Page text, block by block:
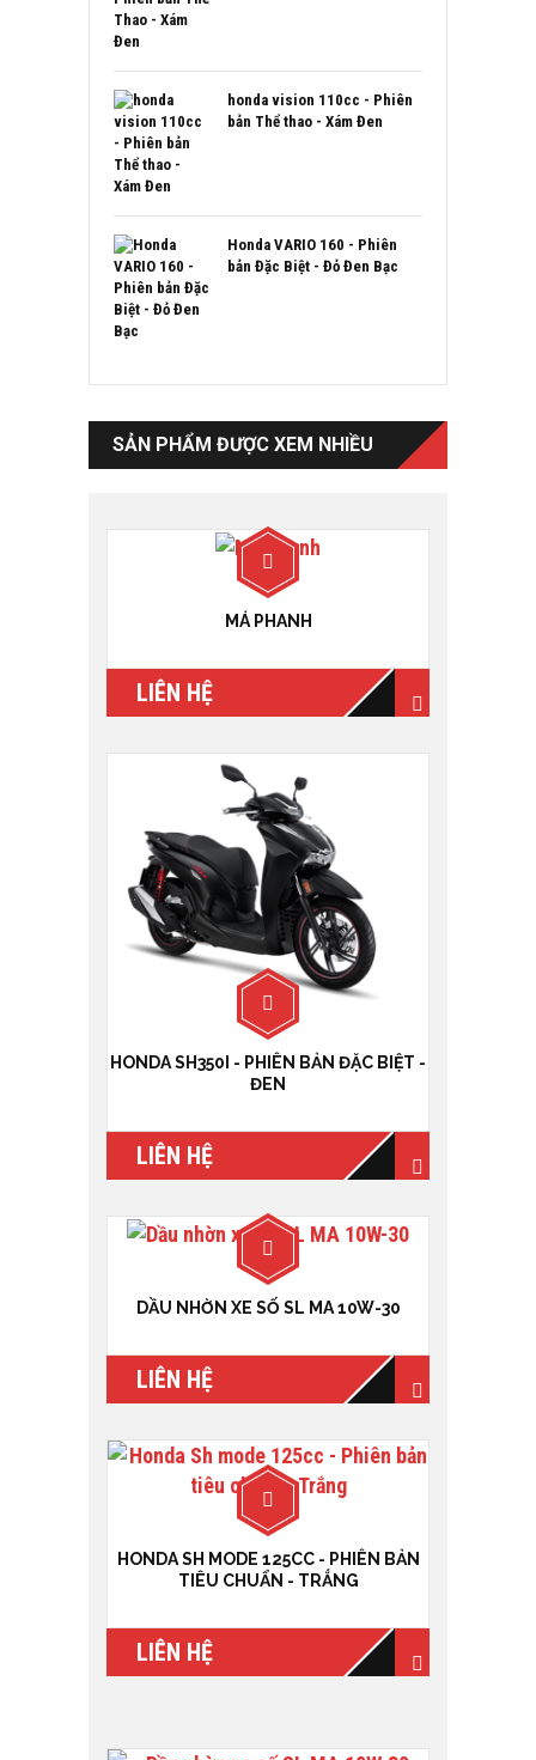
honda vision 110cc - Phiên
bản Thể thao - Xám Đen
Honda VARIO 160 - Phiên
bản Đặc Biệt - Đỏ Đen Bạc
SẢN PHẨM ĐƯỢC XEM NHIỀU
MÁ PHANH
LIÊN HỆ
HONDA SH350I - PHIÊN BẢN ĐẶC BIỆT -
ĐEN
LIÊN HỆ
DẦU NHỜN XE SỐ SL MA 10W-30
LIÊN HỆ
HONDA SH MODE 125CC - PHIÊN BẢN
TIÊU CHUẨN - TRẮNG
LIÊN HỆ